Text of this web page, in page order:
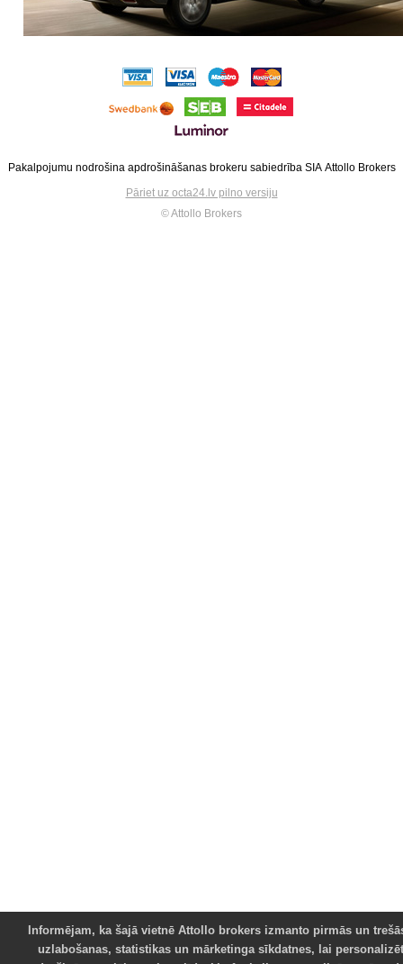
Pakalpojumu nodrošina apdrošināšanas brokeru sabiedrība SIA Attollo Brokers
Pāriet uz octa24.lv pilno versiju
© Attollo Brokers
Informējam, ka šajā vietnē Attollo brokers izmanto pirmās un
uzlabošanas, statistikas un mārketinga sīkdatnes, lai